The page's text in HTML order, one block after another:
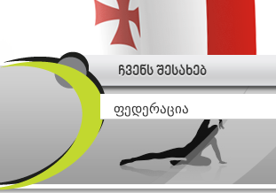
ჩვენს შესახებ
ფედერაცია